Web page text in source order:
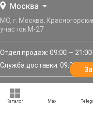
Москва
МО, г. Москва,
участок М-27
Отдел продаж: 09:00 — 21:00
Служба доставки: 09:00 —
Задать вопрос
Каталог Max